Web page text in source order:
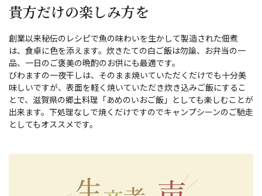
貴方だけの楽しみ方を
創業以来秘伝のレシピで魚の味わいを生かして製造された佃煮
は、食卓に色を添えます。炊きたての白ご飯は勿論、お弁当の一
品、一日のご褒美の晩酌のお供にも最適です。
びわますの一夜干しは、そのまま焼いていただくだけでも十分美
味しいですが、表面を軽く焼いていただき炊き込みご飯にするこ
とで、滋賀県の郷土料理「あめのいおご飯」としても楽しむことが
出来ます。下処理なしで焼くだけですのでキャンプシーンのご馳走
としてもオススメです。